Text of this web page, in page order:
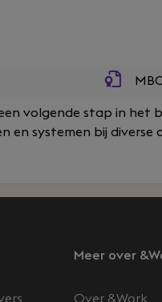
volgende stap in het
en systemen bij diverse
Meer over
Over &Work